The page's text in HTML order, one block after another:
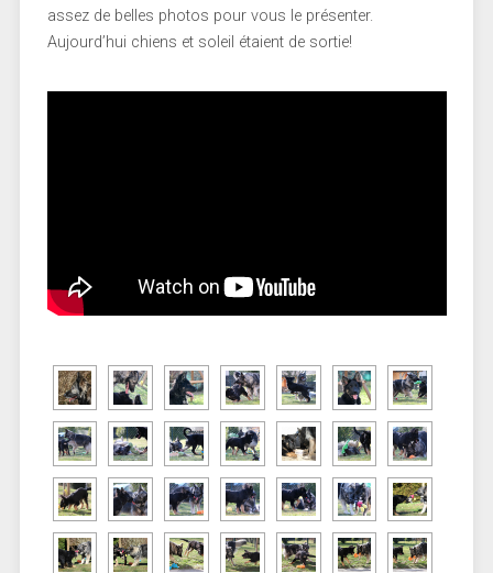
assez de belles photos pour vous le présenter.
Aujourd’hui chiens et soleil étaient de sortie!